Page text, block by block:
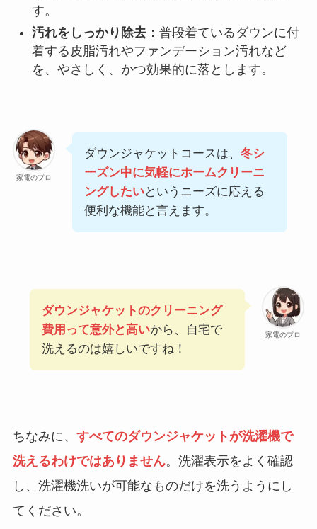
す。
汚れをしっかり除去：普段着ているダウンに付
着する皮脂汚れやファンデーション汚れなど
を、やさしく、かつ効果的に落とします。
家電のプロ
ダウンジャケットコースは、 冬シ
ーズン中に気軽にホームクリーニ
ングしたいというニーズに応える
便利な機能と言えます。
家電のプロ
ダウンジャケットのクリーニング
費用って意外と高いから、自宅で
洗えるのは嬉しいですね！
ちなみに、 すべてのダウンジャケットが洗濯機で
洗えるわけではありません。洗濯表示をよく確認
し、洗濯機洗いが可能なものだけを洗うようにし
てください。